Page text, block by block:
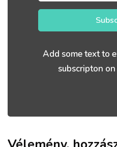
Add some text to
subscripton